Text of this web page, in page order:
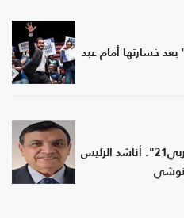
بعد خسارتها أمام عبد
قيادي بالنهضة التونسية لـ "عربي21": أناشد الرئيس